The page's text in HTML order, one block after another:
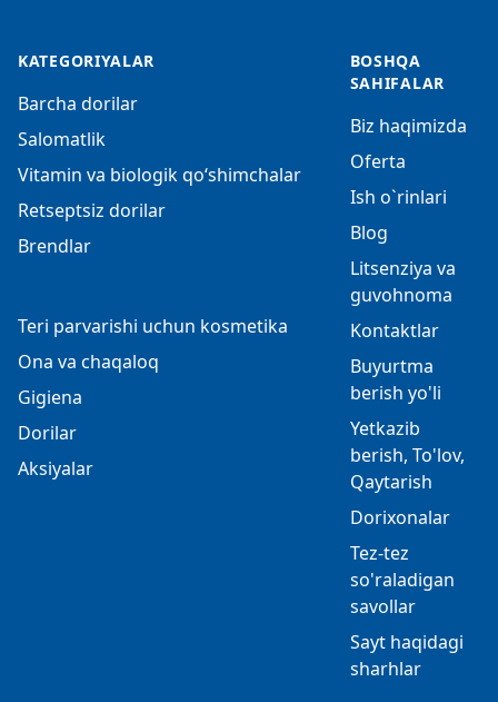
KATEGORIYALAR
Barcha dorilar
Salomatlik
Vitamin va biologik qo‘shimchalar
Retseptsiz dorilar
Brendlar
Teri parvarishi uchun kosmetika
Ona va chaqaloq
Gigiena
Dorilar
Aksiyalar
BOSHQA
SAHIFALAR
Biz haqimizda
Oferta
Ish o`rinlari
Blog
Litsenziya va
guvohnoma
Kontaktlar
Buyurtma
berish yo'li
Yetkazib
berish, To'lov,
Qaytarish
Dorixonalar
Tez-tez
so'raladigan
savollar
Sayt haqidagi
sharhlar